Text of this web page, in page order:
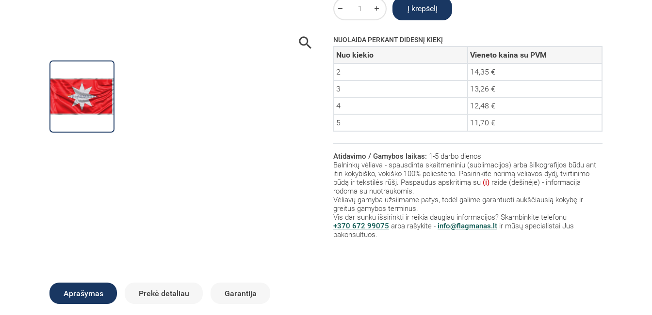

Į krepšelį
NUOLAIDA PERKANT DIDESNĮ KIEKĮ
Nuo kiekio
Vieneto kaina su PVM
2
14,35 €
3
13,26 €
4
12,48 €
5
11,70 €
Atidavimo / Gamybos laikas: 1-5 darbo dienos
Balninkų vėliava - spausdinta skaitmeniniu (sublimacijos) arba šilkografijos būdu ant
itin kokybiško, vokiško 100% poliesterio. Pasirinkite norimą vėliavos dydį, tvirtinimo
būdą ir tekstilės rūšį. Paspaudus apskritimą su (i) raide (dešinėje) - informacija
rodoma su nuotraukomis.
Vėliavų gamyba užsiimame patys, todėl galime garantuoti aukščiausią kokybę ir
greitus gamybos terminus.
Vis dar sunku išsirinkti ir reikia daugiau informacijos? Skambinkite telefonu
+370 672 99075 arba rašykite - info@flagmanas.lt ir mūsų specialistai Jus
pakonsultuos.
Aprašymas Prekė detaliau Garantija